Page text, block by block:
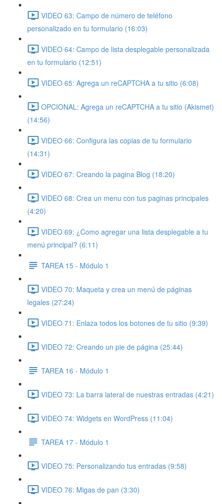
VIDEO 63: Campo de número de teléfono
personalizado en tu formulario (16:03)
VIDEO 64: Campo de lista desplegable personalizada
en tu formulario (12:51)
VIDEO 65: Agrega un reCAPTCHA a tu sitio (6:08)
OPCIONAL: Agrega un reCAPTCHA a tu sitio (Akismet)
(14:56)
VIDEO 66: Configura las copias de tu formulario
(14:31)
VIDEO 67: Creando la pagina Blog (18:20)
VIDEO 68: Crea un menu con tus paginas principales
(4:20)
VIDEO 69: ¿Como agregar una lista desplegable a tu
menú principal? (6:11)
TAREA 15 - Módulo 1
VIDEO 70: Maqueta y crea un menú de páginas
legales (27:24)
VIDEO 71: Enlaza todos los botones de tu sitio (9:39)
VIDEO 72: Creando un pie de página (25:44)
TAREA 16 - Módulo 1
VIDEO 73: La barra lateral de nuestras entradas (4:21)
VIDEO 74: Widgets en WordPress (11:04)
TAREA 17 - Módulo 1
VIDEO 75: Personalizando tus entradas (9:58)
VIDEO 76: Migas de pan (3:30)